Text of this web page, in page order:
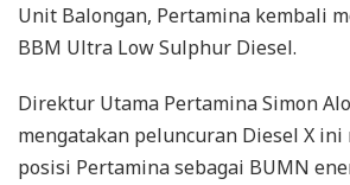
Unit Balongan, Pertamina kembali
BBM Ultra Low Sulphur Diesel.
Direktur Utama Pertamina Simon
mengatakan peluncuran Diesel X
posisi Pertamina sebagai BUMN